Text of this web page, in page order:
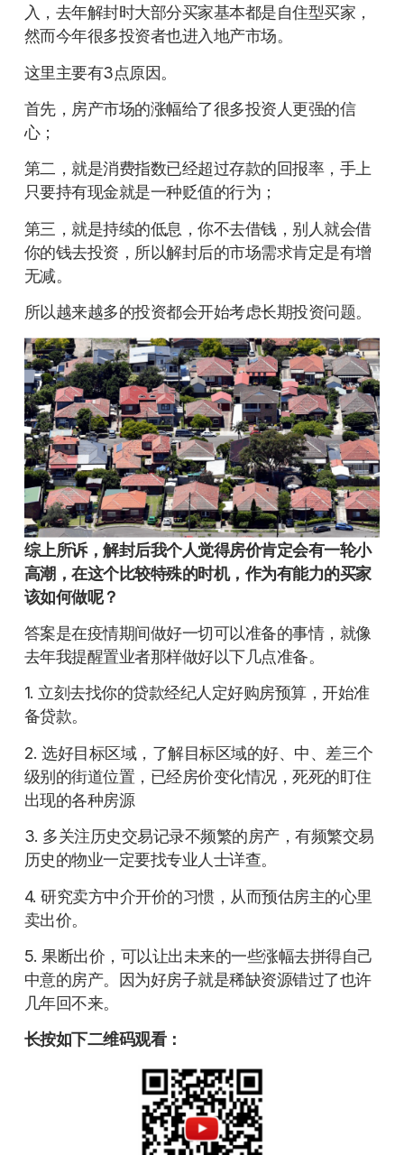
入，去年解封时大部分买家基本都是自住型买家，
然而今年很多投资者也进入地产市场。
这里主要有3点原因。
首先，房产市场的涨幅给了很多投资人更强的信
心；
第二，就是消费指数已经超过存款的回报率，手上
只要持有现金就是一种贬值的行为；
第三，就是持续的低息，你不去借钱，别人就会借
你的钱去投资，所以解封后的市场需求肯定是有增
无减。
所以越来越多的投资都会开始考虑长期投资问题。
综上所诉，解封后我个人觉得房价肯定会有一轮小
高潮，在这个比较特殊的时机，作为有能力的买家
该如何做呢？
答案是在疫情期间做好一切可以准备的事情，就像
去年我提醒置业者那样做好以下几点准备。
1. 立刻去找你的贷款经纪人定好购房预算，开始准
备贷款。
2. 选好目标区域，了解目标区域的好、中、差三个
级别的街道位置，已经房价变化情况，死死的盯住
出现的各种房源
3. 多关注历史交易记录不频繁的房产，有频繁交易
历史的物业一定要找专业人士详查。
4. 研究卖方中介开价的习惯，从而预估房主的心里
卖出价。
5. 果断出价，可以让出未来的一些涨幅去拼得自己
中意的房产。因为好房子就是稀缺资源错过了也许
几年回不来。
长按如下二维码观看：